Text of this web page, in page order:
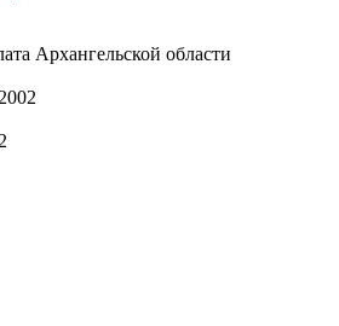
Архангельской области